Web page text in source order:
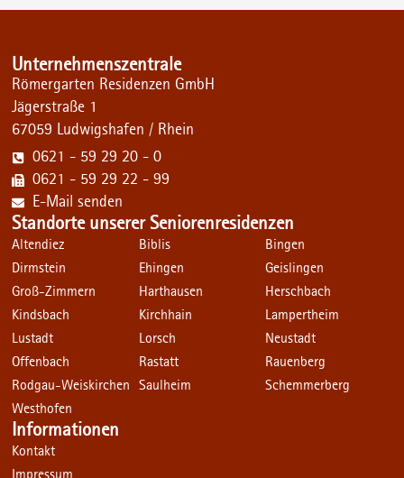
Unternehmenszentrale
Römergarten Residenzen GmbH
Jägerstraße 1
67059 Ludwigshafen / Rhein
0621 - 59 29 20 - 0
0621 - 59 29 22 - 99
E-Mail senden
Standorte unserer Seniorenresidenzen
Altendiez Biblis
Bingen
Dirmstein
Ehingen
Geislingen
Groß-Zimmern
Harthausen
Herschbach
Kindsbach
Kirchhain
Lampertheim
Lustadt
Lorsch
Neustadt
Offenbach
Rastatt
Rauenberg
Rodgau-Weiskirchen
Saulheim
Schemmerberg
Westhofen
Informationen
Kontakt
Impressum